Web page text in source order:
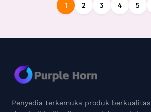
1 2 3 4 5
Penyedia terkemuka produk berkualitas